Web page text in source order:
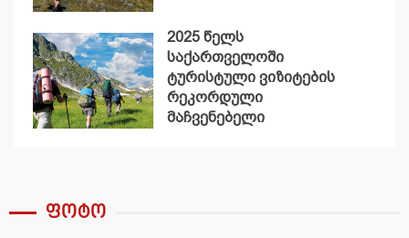
2025 წელს
საქართველოში
ტურისტული ვიზიტების
რეკორდული
მაჩვენებელი
ფოტო